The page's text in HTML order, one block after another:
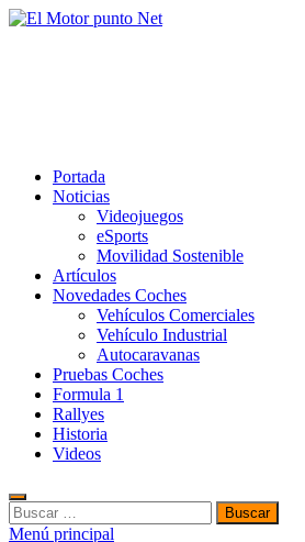
Saltar
Portada
Noticias
Videojuegos
eSports
Movilidad Sostenible
Artículos
Novedades Coches
Vehículos Comerciales
Vehículo Industrial
Autocaravanas
Pruebas Coches
Formula 1
Rallyes
Historia
Videos
Buscar:
Menú principal